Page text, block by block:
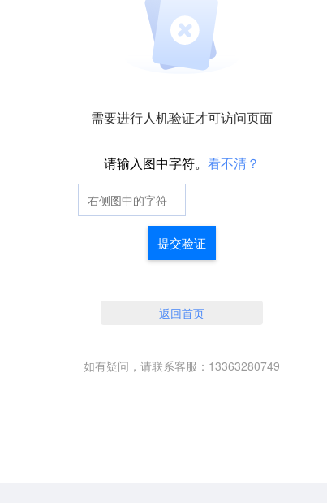
需要进行人机验证才可访问页面
请输入图中字符。 看不清？
提交验证
返回首页
如有疑问，请联系客服：13363280749